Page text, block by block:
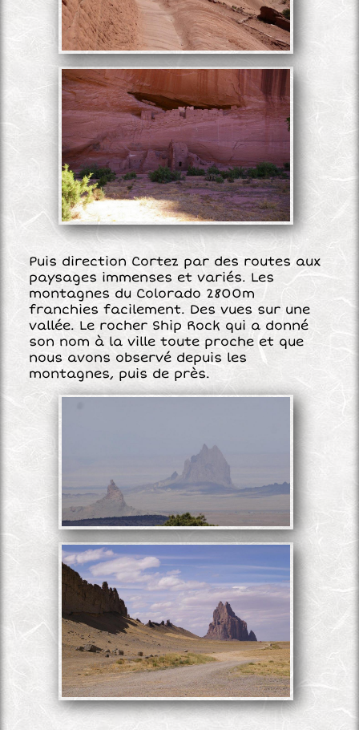
Puis direction Cortez par des routes aux
paysages immenses et variés. Les
montagnes du Colorado 2800m
franchies facilement. Des vues sur une
vallée. Le rocher Ship Rock qui a donné
son nom à la ville toute proche et que
nous avons observé depuis les
montagnes, puis de près.